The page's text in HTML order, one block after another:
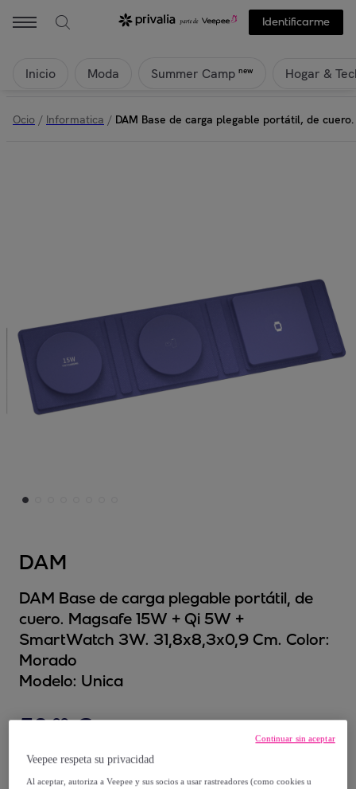
Identificarme
Inicio Moda Summer Camp new Hogar &
Ocio / Informatica / DAM Base de carga plegable portátil, de
DAM
DAM Base de carga plegable portátil, de
cuero. Magsafe 15W + Qi 5W +
SmartWatch 3W. 31,8x8,3x0,9 Cm. Color:
Morado
Modelo: Unica
50,99 €
159,00 €
-67%
Veepee respeta su privacidad
Al aceptar, autoriza a Veepee y sus socios a usar rastreadores (como cookies u
Continuar sin aceptar